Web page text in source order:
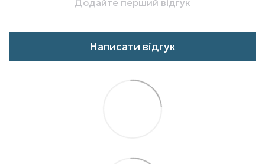
Написати відгук